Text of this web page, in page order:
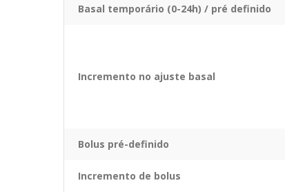
Basal temporário (0-24h) / pré definido
Incremento no ajuste basal
Bolus pré-definido
Incremento de bolus